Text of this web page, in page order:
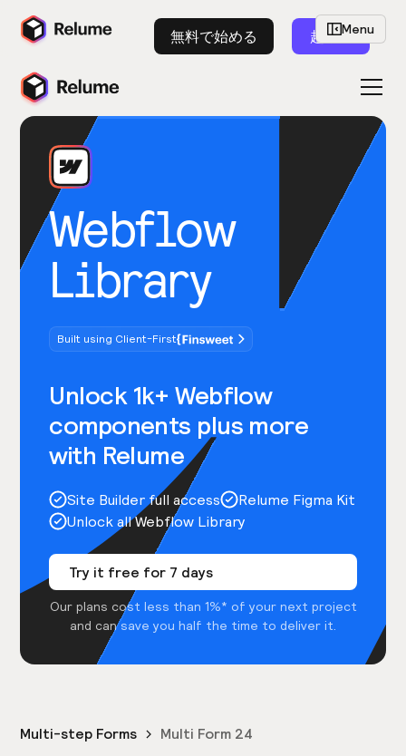
無料で始める 起動
Webflow
Library
Built using Client-First
Unlock 1k+ Webflow
components plus more
with Relume
Site Builder full access
Relume Figma Kit
Unlock all Webflow Library
Try it free for 7 days
Our plans cost less than 1%* of your next project
and can save you half the time to deliver it.
Menu
Multi-step Forms Multi Form 24